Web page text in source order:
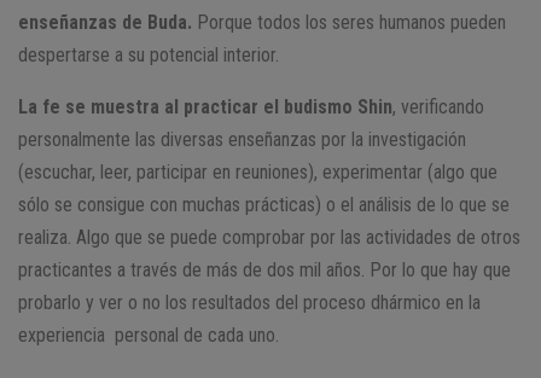
enseñanzas de Buda. Porque todos los seres humanos pueden
despertarse a su potencial interior.
La fe se muestra al practicar el budismo Shin, verificando
personalmente las diversas enseñanzas por la investigación
(escuchar, leer, participar en reuniones), experimentar (algo que
sólo se consigue con muchas prácticas) o el análisis de lo que se
realiza. Algo que se puede comprobar por las actividades de otros
practicantes a través de más de dos mil años. Por lo que hay que
probarlo y ver o no los resultados del proceso dhármico en la
experiencia personal de cada uno.